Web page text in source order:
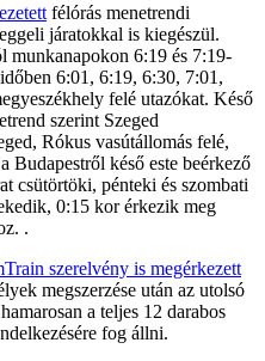
félórás menetrendi
járatokkal is kiegészül.
munkanapokon 6:19 és 7:19-
6:01, 6:19, 6:30, 7:01,
felé utazókat. Késő
szerint Szeged
Rókus vasútállomás felé,
Budapestről késő este beérkező
csütörtöki, pénteki és szombati
0:15 kor érkezik meg
.
szerelvény is megérkezett
megszerzése után az utolsó
a teljes 12 darabos
fog állni.